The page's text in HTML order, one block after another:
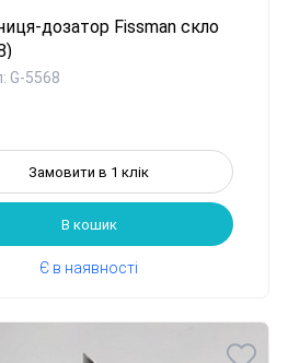
дозатор Fissman скло
G-5568
Замовити в 1 клік
В кошик
Є в наявності